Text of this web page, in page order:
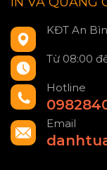
KĐT An
Từ 08:00
Hotline
Email